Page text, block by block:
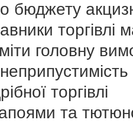
бюджету
торгівлі
головну
торгівлі
та